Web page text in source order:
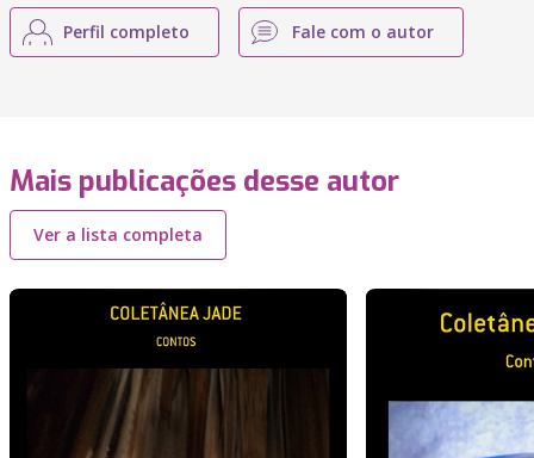
Perfil completo Fale com o autor
Mais publicações desse autor
Ver a lista completa